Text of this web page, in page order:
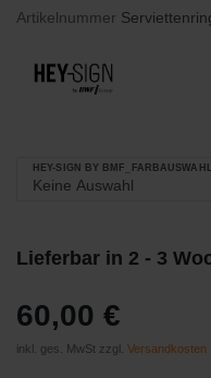
Artikelnummer
HEY-SIGN BY BMF_FARBAUSWAHL
Lieferbar in 2 - 3
60,00 €
inkl. ges. MwSt zzgl. Versandkosten